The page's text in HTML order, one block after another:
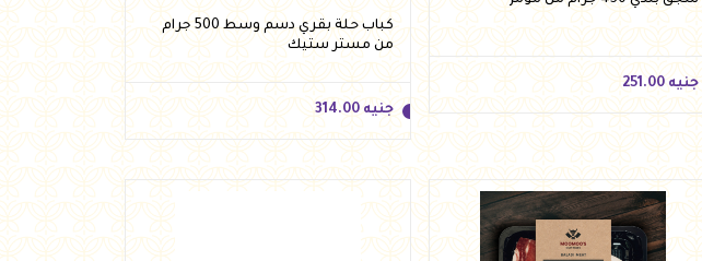
جنيه 251.00
جنيه 251.00
كباب حلة بقري دسم وسط 500 جرام
من مستر ستيك
جنيه 314.00